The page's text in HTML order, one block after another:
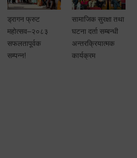
ड्रागन फ्रुट
महोत्सव–२०८३
सफलतापूर्वक
सम्पन्न!
सामाजिक सुरक्षा तथा
घटना दर्ता सम्बन्धी
अन्तरक्रियात्मक
कार्यक्रम